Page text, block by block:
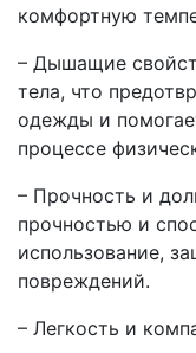
комфортную
– Дышащие
тела, что
одежды и
процессе
– Прочность и
прочностью и
использование,
повреждений.
– Легкость и